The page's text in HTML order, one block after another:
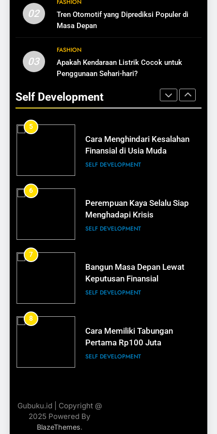
Pelanggan Setia
14
Pentingnya Testimoni dalam
BISNIS
15
Cara Membuat Pelanggan Balik
Lagi
BISNIS
16
Tips Membangun Kepercayaan
Pelanggan
BISNIS
17
Bisnis Kecil Bisa Terlihat
Profesional
BISNIS
18
Rahasia Kemasan yang Menjual
BISNIS
yang Mudah Diingat
BISNIS
02
FASHION
Tren Otomotif yang Diprediksi Populer di
Masa Depan
03
FASHION
Apakah Kendaraan Listrik Cocok untuk
Penggunaan Sehari-hari?
Self Development
Kaya Bukan Soal Usia, Tapi
Kebiasaan
SELF DEVELOPMENT
4
Mengapa Banyak Perempuan
SELF DEVELOPMENT
5
Cara Menghindari Kesalahan
Finansial di Usia Muda
SELF DEVELOPMENT
6
Perempuan Kaya Selalu Siap
Menghadapi Krisis
SELF DEVELOPMENT
7
Bangun Masa Depan Lewat
Keputusan Finansial
SELF DEVELOPMENT
8
Cara Memiliki Tabungan
Pertama Rp100 Juta
SELF DEVELOPMENT
Ilmu dan Harta
SELF DEVELOPMENT
Gubuku.id | Copyright @
2025 Powered By
BlazeThemes.